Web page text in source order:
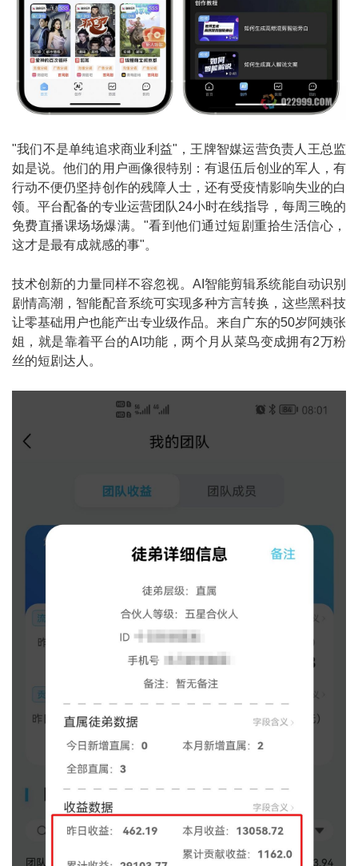
"我们不是单纯追求商业利益"，王牌智媒运营负责人王总监
如是说。他们的用户画像很特别：有退伍后创业的军人，有
行动不便仍坚持创作的残障人士，还有受疫情影响失业的白
领。平台配备的专业运营团队24小时在线指导，每周三晚的
免费直播课场场爆满。"看到他们通过短剧重拾生活信心，
这才是最有成就感的事"。
技术创新的力量同样不容忽视。AI智能剪辑系统能自动识别
剧情高潮，智能配音系统可实现多种方言转换，这些黑科技
让零基础用户也能产出专业级作品。来自广东的50岁阿姨张
姐，就是靠着平台的AI功能，两个月从菜鸟变成拥有2万粉
丝的短剧达人。